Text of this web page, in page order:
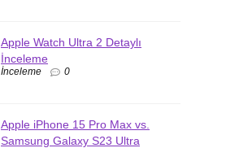
Apple Watch Ultra 2 Detaylı
İnceleme
İnceleme 0
Apple iPhone 15 Pro Max vs.
Samsung Galaxy S23 Ultra